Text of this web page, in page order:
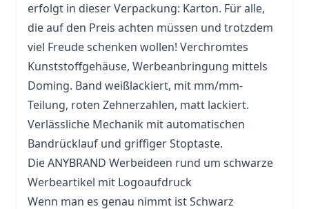
erfolgt in dieser Verpackung: Karton. Für alle,
die auf den Preis achten müssen und trotzdem
viel Freude schenken wollen! Verchromtes
Kunststoffgehäuse, Werbeanbringung mittels
Doming. Band weißlackiert, mit mm/mm-
Teilung, roten Zehnerzahlen, matt lackiert.
Verlässliche Mechanik mit automatischen
Bandrücklauf und griffiger Stoptaste.
Die ANYBRAND Werbeideen rund um schwarze
Werbeartikel mit Logoaufdruck
Wenn man es genau nimmt ist Schwarz